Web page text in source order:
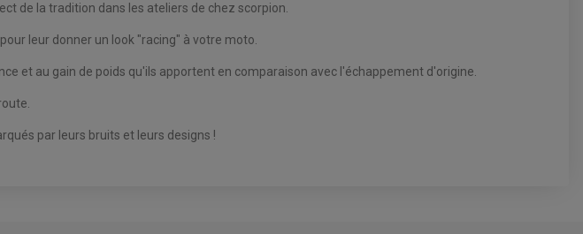
de la tradition dans les ateliers de chez scorpion.
leur donner un look "racing" à votre moto.
et au gain de poids qu'ils apportent en comparaison avec l'échappement d'origine.
par leurs bruits et leurs designs !